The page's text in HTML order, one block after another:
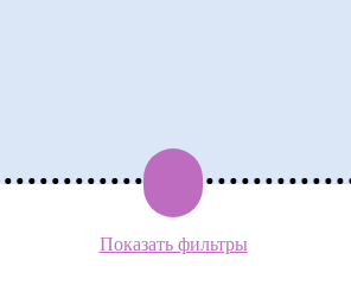
Показать фильтры